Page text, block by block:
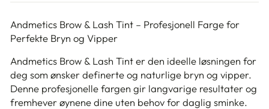
Andmetics Brow & Lash Tint – Profesjonell Farge for
Perfekte Bryn og Vipper
Andmetics Brow & Lash Tint er den ideelle løsningen for
deg som ønsker definerte og naturlige bryn og vipper.
Denne profesjonelle fargen gir langvarige resultater og
fremhever øynene dine uten behov for daglig sminke.